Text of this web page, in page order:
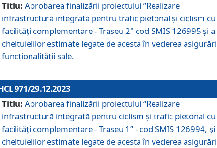
Titlu: Aprobarea finalizării proiectului ”Realizare
infrastructură integrată pentru trafic pietonal și ciclism cu
facilități complementare - Traseu 2" cod SMIS 126995 și a
cheltuielilor estimate legate de acesta în vederea
funcționalității sale.
971/29.12.2023
Titlu: Aprobarea finalizării proiectului “Realizare
infrastructură integrată pentru ciclism şi trafic pietonal cu
facilităţi complementare - Traseu 1” - cod SMIS 126994, și
cheltuielilor estimate legate de acesta în vederea